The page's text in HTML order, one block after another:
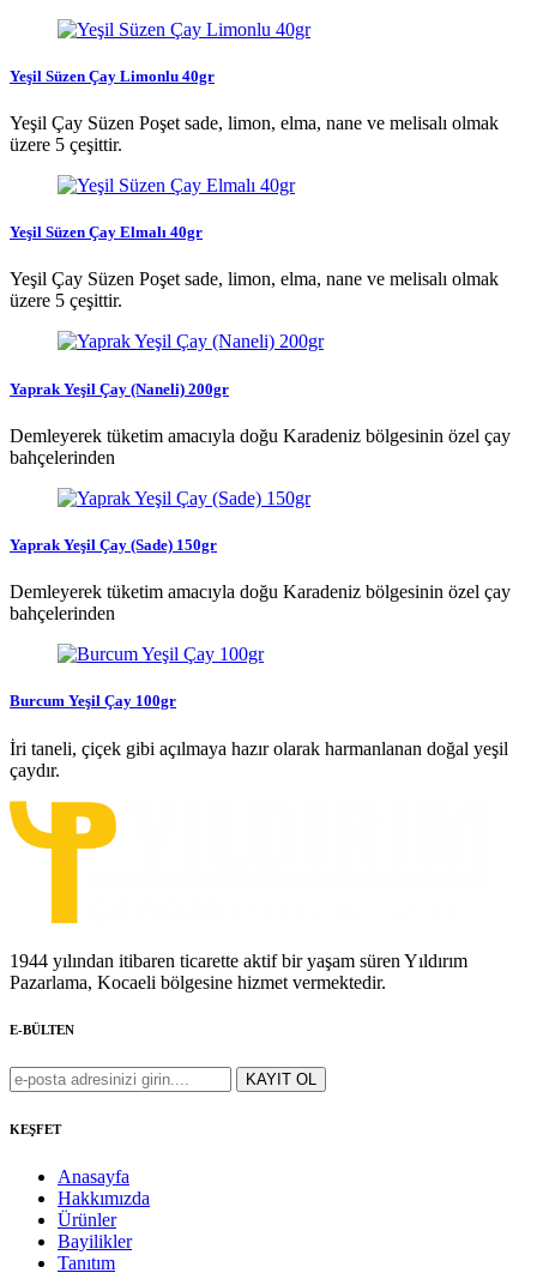
Yeşil Süzen Çay Limonlu 40gr
Yeşil Çay Süzen Poşet sade, limon, elma, nane ve melisalı olmak
üzere 5 çeşittir.
Yeşil Süzen Çay Elmalı 40gr
Yeşil Çay Süzen Poşet sade, limon, elma, nane ve melisalı olmak
üzere 5 çeşittir.
Yaprak Yeşil Çay (Naneli) 200gr
Demleyerek tüketim amacıyla doğu Karadeniz bölgesinin özel çay
bahçelerinden
Yaprak Yeşil Çay (Sade) 150gr
Demleyerek tüketim amacıyla doğu Karadeniz bölgesinin özel çay
bahçelerinden
Burcum Yeşil Çay 100gr
İri taneli, çiçek gibi açılmaya hazır olarak harmanlanan doğal yeşil
çaydır.
1944 yılından itibaren ticarette aktif bir yaşam süren Yıldırım
Pazarlama, Kocaeli bölgesine hizmet vermektedir.
E-BÜLTEN
KEŞFET
Anasayfa
Hakkımızda
Ürünler
Bayilikler
Tanıtım